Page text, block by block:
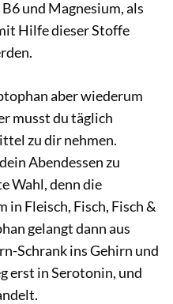
und Magnesium, als
Hilfe dieser Stoffe
aber wiederum
musst du täglich
zu dir nehmen.
Abendessen zu
Wahl, denn die
in Fleisch, Fisch, Fisch &
gelangt dann aus
Schrank ins Gehirn und
erst in Serotonin, und